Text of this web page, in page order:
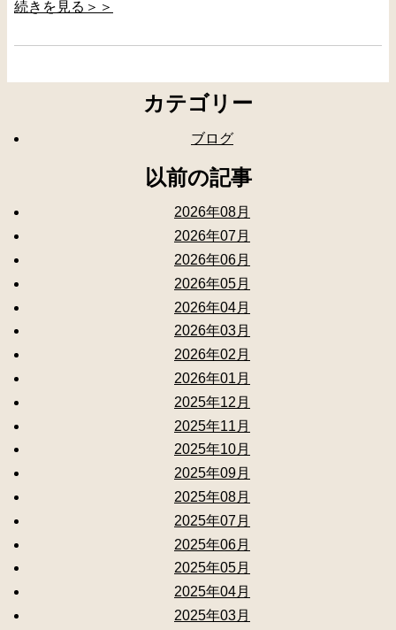
続きを見る＞＞
カテゴリー
ブログ
以前の記事
2026年08月
2026年07月
2026年06月
2026年05月
2026年04月
2026年03月
2026年02月
2026年01月
2025年12月
2025年11月
2025年10月
2025年09月
2025年08月
2025年07月
2025年06月
2025年05月
2025年04月
2025年03月